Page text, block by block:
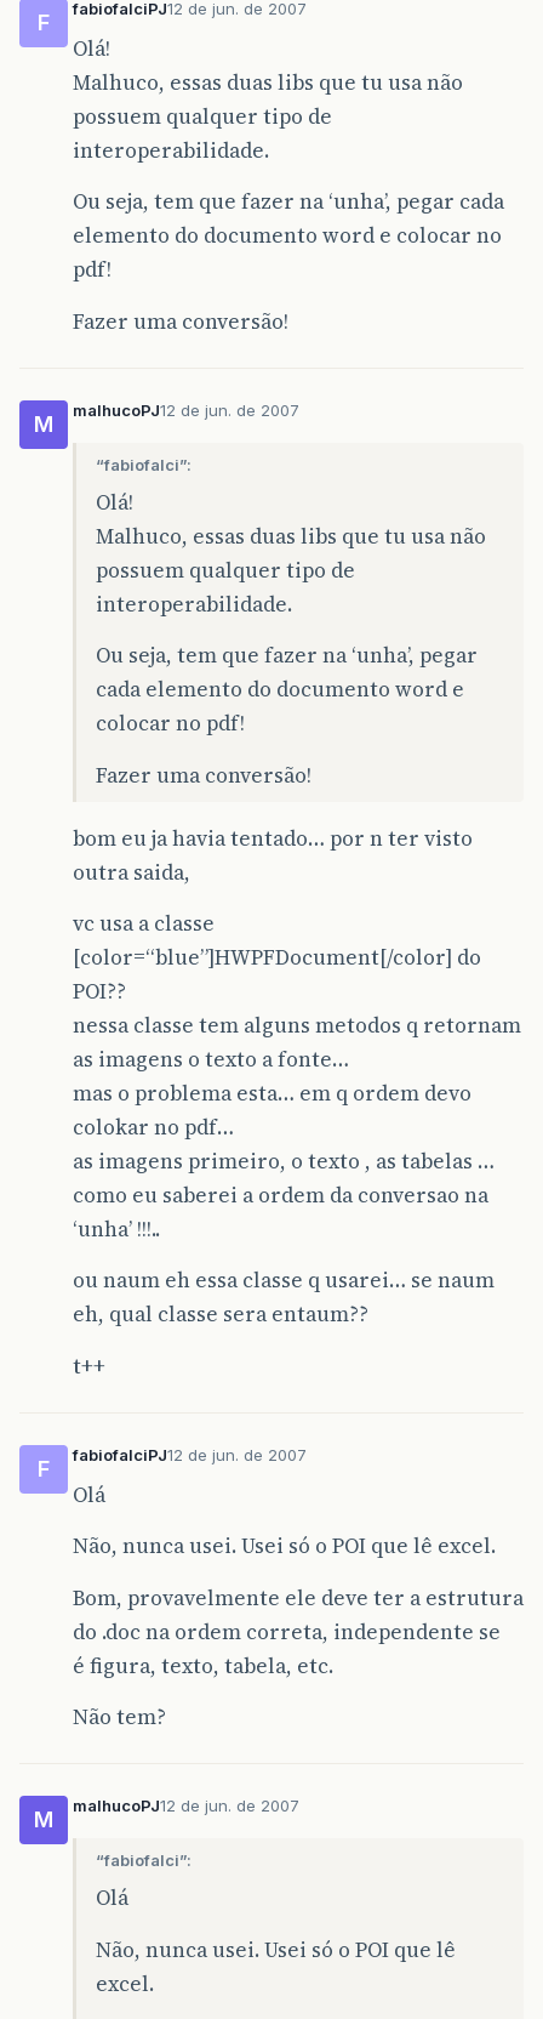
F
fabiofalciPJ12 de jun. de 2007
Olá!
Malhuco, essas duas libs que tu usa não
possuem qualquer tipo de
interoperabilidade.
Ou seja, tem que fazer na ‘unha’, pegar cada
elemento do documento word e colocar no
pdf!
Fazer uma conversão!
M
malhucoPJ12 de jun. de 2007
“fabiofalci”:
Olá!
Malhuco, essas duas libs que tu usa não
possuem qualquer tipo de
interoperabilidade.
Ou seja, tem que fazer na ‘unha’, pegar
cada elemento do documento word e
colocar no pdf!
Fazer uma conversão!
bom eu ja havia tentado… por n ter visto
outra saida,
vc usa a classe
[color=“blue”]HWPFDocument[/color] do
POI??
nessa classe tem alguns metodos q retornam
as imagens o texto a fonte…
mas o problema esta… em q ordem devo
colokar no pdf…
as imagens primeiro, o texto , as tabelas …
como eu saberei a ordem da conversao na
‘unha’ !!!..
ou naum eh essa classe q usarei… se naum
eh, qual classe sera entaum??
t++
F
fabiofalciPJ12 de jun. de 2007
Olá
Não, nunca usei. Usei só o POI que lê excel.
Bom, provavelmente ele deve ter a estrutura
do .doc na ordem correta, independente se
é figura, texto, tabela, etc.
Não tem?
M
malhucoPJ12 de jun. de 2007
“fabiofalci”:
Olá
Não, nunca usei. Usei só o POI que lê
excel.